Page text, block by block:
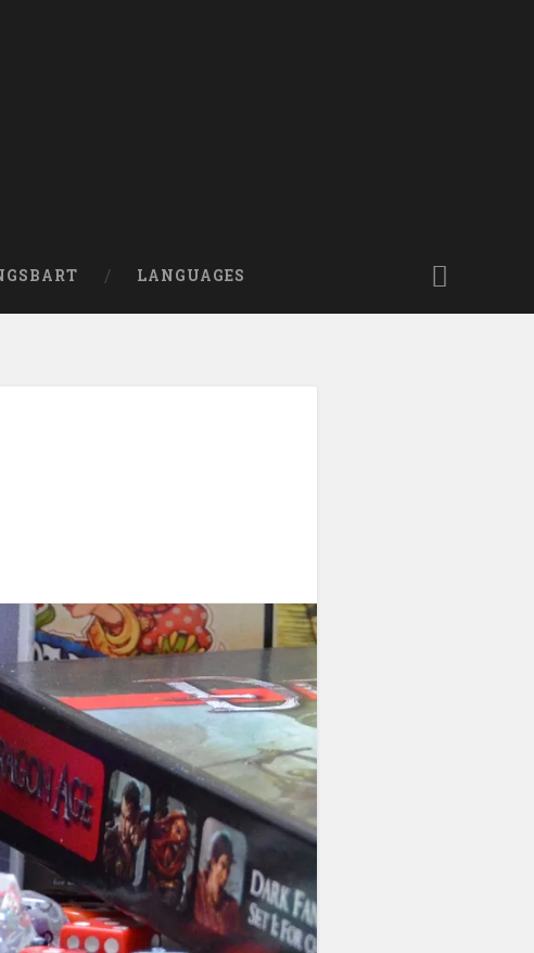
LANGUAGES